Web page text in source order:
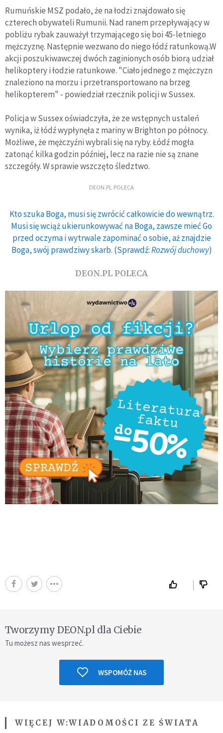
Rumuńskie MSZ podało, że na łodzi znajdowało się
czterech obywateli Rumunii. Nad ranem przepływający w
pobliżu rybak zauważył trzymającego się boi 45-letniego
mężczyznę. Następnie wezwano do niego łódź ratunkową.W
akcji poszukiwawczej dwóch zaginionych osób biorą udział
helikoptery i łodzie ratunkowe. "Ciało jednego z mężczyzn
znaleziono na morzu i przetransportowano na brzeg
helikopterem" - powiedział rzecznik policji w Sussex.
Policja w Sussex oświadczyła, że ze wstępnych ustaleń
wynika, iż łódź wypłynęła z mariny w Brighton po północy.
Możliwe, że mężczyźni wybrali się na ryby. Łódź mogła
zatonąć kilka godzin później, lecz na razie nie są znane
szczegóły. W sprawie wszczęto śledztwo.
DEON.PL POLECA
Kto szuka Boga, musi się zwrócić całkowicie do wewnątrz.
Musi się wciąż ukierunkowywać na Boga, zawsze mieć Go
przed oczyma i wytrwale zapominać o sobie, aż znajdzie
Boga, swój prawdziwy skarb. (Sprawdź:Rozwój duchowy)
DEON.PL POLECA
Tworzymy DEON.pl dla Ciebie
Tu możesz nas wesprzeć.
WSPOMÓŻ NAS
WIĘCEJ W:WIADOMOŚCI ZE ŚWIATA